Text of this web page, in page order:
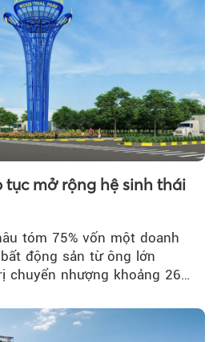
tục mở rộng hệ sinh thái
tóm 75% vốn một doanh
động sản từ ông lớn
chuyển nhượng khoảng 262